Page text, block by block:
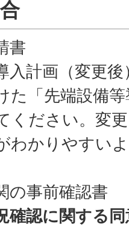
書
入計画（変更後
た「先端設備
ください。変
わかりやすい
の事前確認書
確認に関する